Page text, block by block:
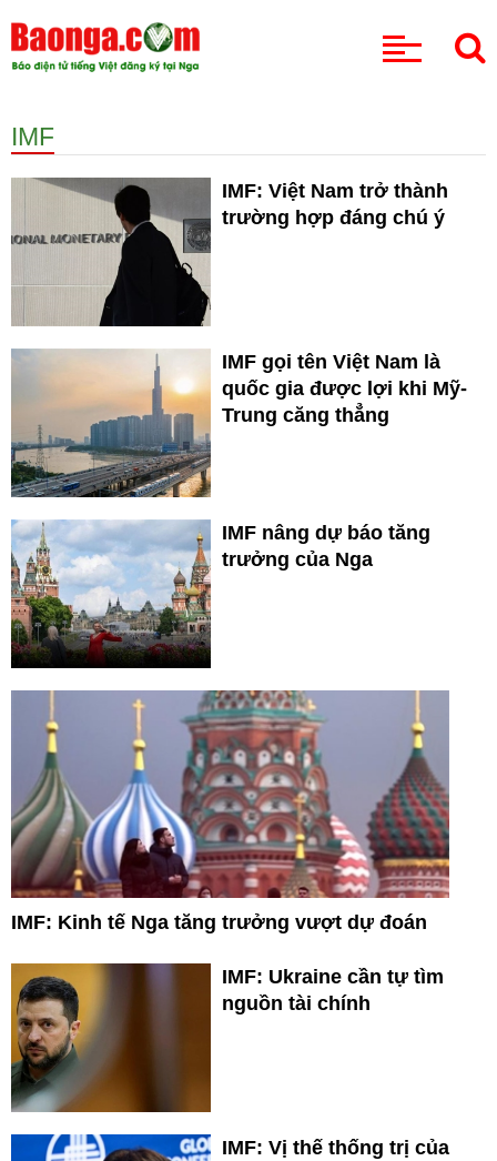
IMF
IMF: Việt Nam trở thành
trường hợp đáng chú ý
IMF gọi tên Việt Nam là
quốc gia được lợi khi Mỹ-
Trung căng thẳng
IMF nâng dự báo tăng
trưởng của Nga
IMF: Kinh tế Nga tăng trưởng vượt dự đoán
IMF: Ukraine cần tự tìm
nguồn tài chính
IMF: Vị thế thống trị của